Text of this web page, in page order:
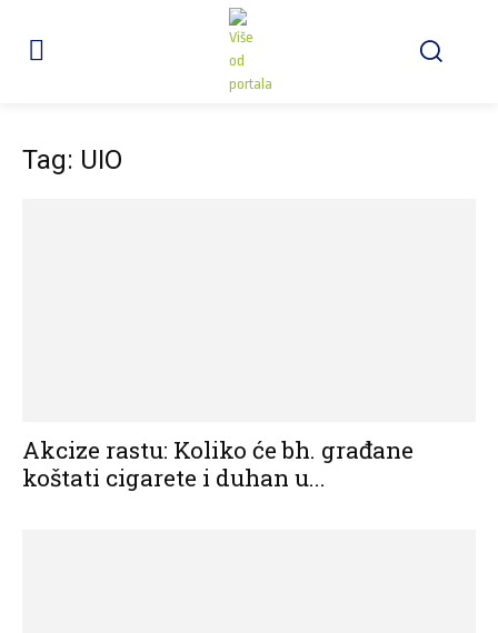
Tag: UIO
Akcize rastu: Koliko će bh. građane
koštati cigarete i duhan u...